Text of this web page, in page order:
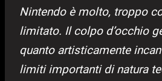
Nintendo è molto, troppo
limitato. Il colpo d’occhio
quanto artisticamente
limiti importanti di natura